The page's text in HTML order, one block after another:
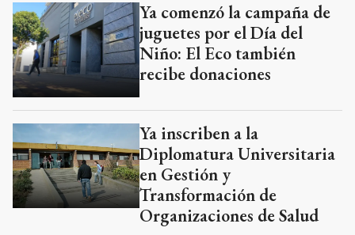
Ya comenzó la campaña de
juguetes por el Día del
Niño: El Eco también
recibe donaciones
Ya inscriben a la
Diplomatura Universitaria
en Gestión y
Transformación de
Organizaciones de Salud